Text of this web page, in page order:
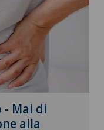
- Mal di
alla